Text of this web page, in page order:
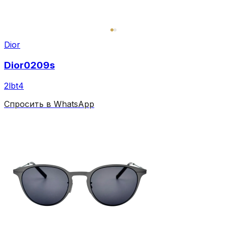
Dior
Dior0209s
2lbt4
Спросить в WhatsApp